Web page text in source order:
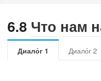
Эпило́г
6.8 Что нам
Диало́г 1 Диало́г 2